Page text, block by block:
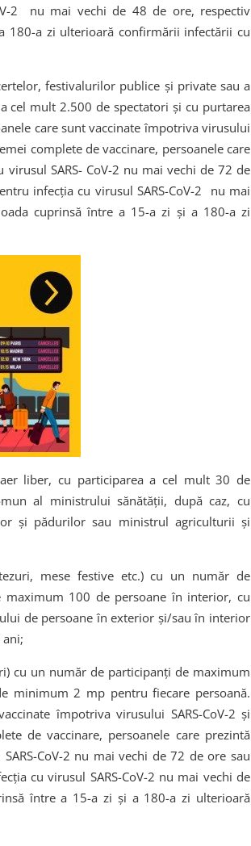
2 nu mai vechi de 48 de ore, respectiv
180-a zi ulterioară confirmării infectării cu
festivalurilor publice și private sau a
cel mult 2.500 de spectatori și cu purtarea
care sunt vaccinate împotriva virusului
complete de vaccinare, persoanele care
SARS- CoV-2 nu mai vechi de 72 de
infecția cu virusul SARS-CoV-2 nu mai
cuprinsă între a 15-a zi și a 180-a zi
liber, cu participarea a cel mult 30 de
al ministrului sănătății, după caz, cu
și pădurilor sau ministrul agriculturii și
mese festive etc.) cu un număr de
100 de persoane în interior, cu
de persoane în exterior și/sau în interior
cu un număr de participanți de maximum
minimum 2 mp pentru fiecare persoană.
împotriva virusului SARS-CoV-2 și
de vaccinare, persoanele care prezintă
CoV-2 nu mai vechi de 72 de ore sau
cu virusul SARS-CoV-2 nu mai vechi de
între a 15-a zi și a 180-a zi ulterioară